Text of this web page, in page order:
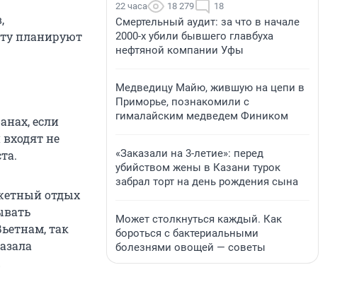
,
планируют
если
не
отдых
так
22 часа 18 279 18
Смертельный аудит: за что в начале
2000-х убили бывшего главбуха
нефтяной компании Уфы
Медведицу Майю, жившую на цепи в
Приморье, познакомили с
гималайским медведем Фиником
«Заказали на 3-летие»: перед
убийством жены в Казани турок
забрал торт на день рождения сына
Может столкнуться каждый. Как
бороться с бактериальными
болезнями овощей — советы